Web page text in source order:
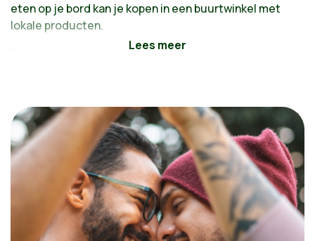
eten op je bord kan je kopen in een buurtwinkel met
lokale producten.
Een groene buurt op een gezonde planeet, daar